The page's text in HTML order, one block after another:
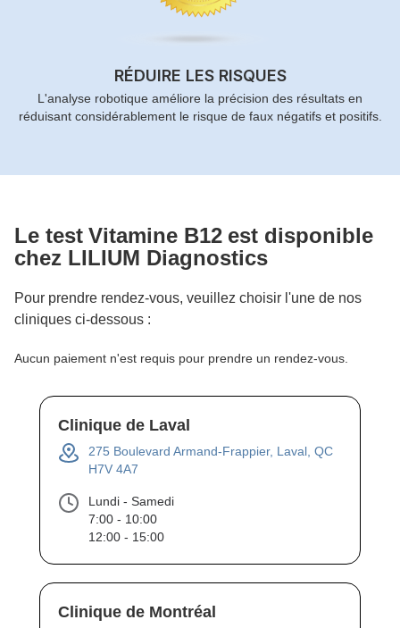
RÉDUIRE LES RISQUES
L'analyse robotique améliore la précision des résultats en
réduisant considérablement le risque de faux négatifs et positifs.
Le test Vitamine B12 est disponible
chez LILIUM Diagnostics
Pour prendre rendez-vous, veuillez choisir l'une de nos
cliniques ci-dessous :
Aucun paiement n'est requis pour prendre un rendez-vous.
Clinique de Laval
275 Boulevard Armand-Frappier, Laval, QC
H7V 4A7
Lundi - Samedi
7:00 - 10:00
12:00 - 15:00
Clinique de Montréal